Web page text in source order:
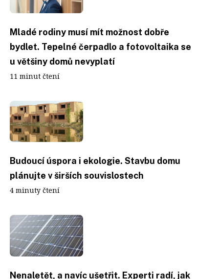
Mladé rodiny musí mít možnost dobře
bydlet. Tepelné čerpadlo a fotovoltaika se
u většiny domů nevyplatí
11 minut čtení
Budoucí úspora i ekologie. Stavbu domu
plánujte v širších souvislostech
4 minuty čtení
Nenaletět, a navíc ušetřit. Experti radí, jak